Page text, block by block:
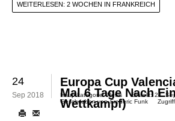
WEITERLESEN: 2 WOCHEN IN FRANKREICH
24
Sep 2018
Europa Cup
Mal 6 Tage Nach
Wettkampf)
Hauptkategorie: News Erstellt: 24.
Geschrieben von Frederic Funk